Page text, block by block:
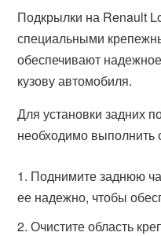
Подкрылки на Renault
специальными
обеспечивают
кузову автомобиля.
Для установки задних
необходимо
Поднимите заднюю
ее надежно, чтобы
Очистите область